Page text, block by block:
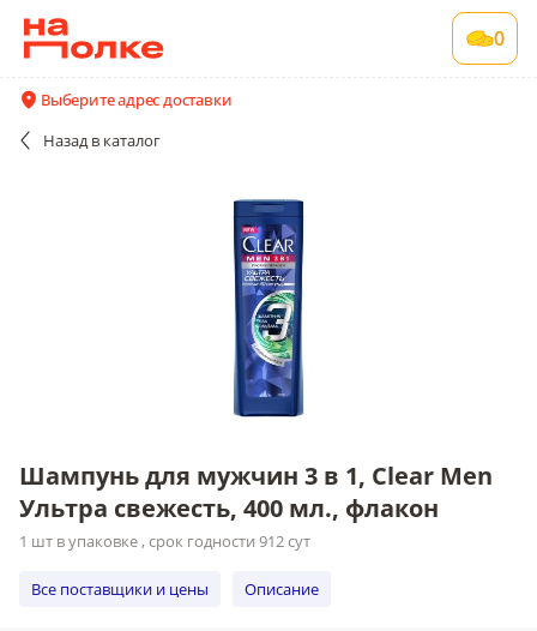
0
Выберите адрес доставки
Назад в каталог
Ультра свежесть, 400 мл., флакон
Шампунь для мужчин 3 в 1, Clear Men
Ультра свежесть, 400 мл., флакон
1 шт в упаковке , срок годности 912 сут
Все поставщики и цены Описание